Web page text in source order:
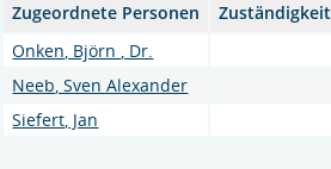
Zugeordnete Personen
Zuständigkeit
Onken, Björn , Dr.
Neeb, Sven Alexander
Siefert, Jan